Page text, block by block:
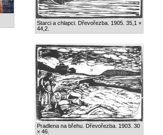
Starci a chlapci. Dřevořezba. 1905. 35,1 ×
44,2.
Pradlena na břehu. Dřevořezba. 1903. 30
× 46.